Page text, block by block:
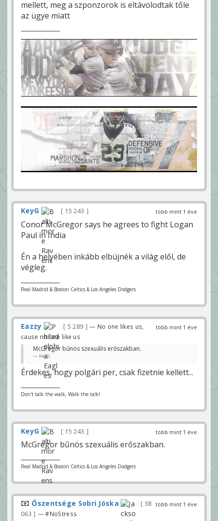
mellett, meg a szponzorok is eltávolodtak tőle
az ügye miatt
több mint 1 éve
KeyG 15 243
Conor McGregor says he agrees to fight Logan
Paul in India
Én a helyében inkább elbújnék a világ elől, de
végleg.
Real Madrid & Boston Celtics & Los Angeles Dodgers
több mint 1 éve
Eazzy 5 289
— No one likes us,
cause no one like us
McGregor bűnös szexuális erőszakban.
KeyG
Érdekes, hogy polgári per, csak fizetnie kellett...
Don't talk the walk, Walk the talk!
több mint 1 éve
KeyG 15 243
McGregor bűnös szexuális erőszakban.
Real Madrid & Boston Celtics & Los Angeles Dodgers
több mint 1 éve
Őszentsége Sobri Jóska
38
063
— #NoStress